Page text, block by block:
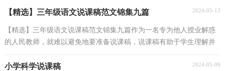
【精选】三年级语文说课稿范文锦集九篇 2024-05-13
【精选】三年级语文说课稿范文锦集九篇作为一名专为他人授业解惑
的人民教师，就难以避免地要准备说课稿，说课稿有助于学生理解并
小学科学说课稿 2024-05-09